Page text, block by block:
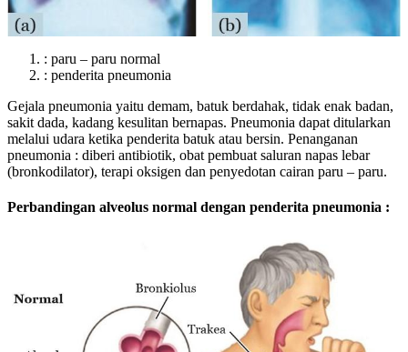
: paru – paru normal
: penderita pneumonia
Gejala pneumonia yaitu demam, batuk berdahak, tidak enak badan,
sakit dada, kadang kesulitan bernapas. Pneumonia dapat ditularkan
melalui udara ketika penderita batuk atau bersin. Penanganan
pneumonia : diberi antibiotik, obat pembuat saluran napas lebar
(bronkodilator), terapi oksigen dan penyedotan cairan paru – paru.
Perbandingan alveolus normal dengan penderita pneumonia :